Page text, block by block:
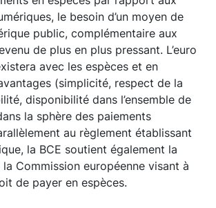
le besoin d’un moyen de
public, complémentaire aux
de plus en plus pressant. L’euro
avec les espèces et en
(simplicité, respect de la
disponibilité dans l’ensemble de
la sphère des paiements
au règlement établissant
la BCE soutient également la
Commission européenne visant à
de payer en espèces.